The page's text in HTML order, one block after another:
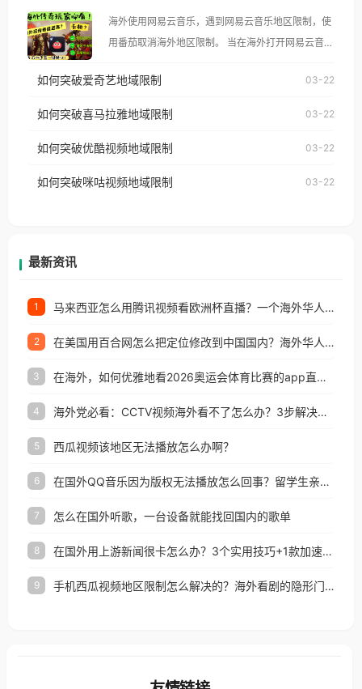
像其他音乐平台一样，出现地区及版权限制问题，且
仅能在中国大陆地区播放。 遇到这个问题的朋友们，
使用番茄回国加速器，即可解决「海外用户收听腾讯
台湾、美国、加拿大、澳大利亚、欧洲等国家和地区
权限制所困扰。
海外使用网易云音乐，遇到网易云音乐地区限制，使
用番茄取消海外地区限制。 当在海外打开网易云音
播放”的提示语。 海外用户如香港、澳门、台湾、美
国、加拿大、澳大利亚、欧洲等国家和地区时，网易
制问题，且仅能在中国大陆地区播放。 遇到这个问题
户收听网易云音乐地区版权限制」的问题，无论人在
如何突破爱奇艺地域限制 03-22
如何突破喜马拉雅地域限制 03-22
如何突破优酷视频地域限制 03-22
如何突破咪咕视频地域限制 03-22
最新资讯
1 马来西亚怎么用腾讯视频看欧洲杯直播？一个海外华人的真实困扰与破解
2 在美国用百合网怎么把定位修改到中国国内？海外华人必备的回国加速指南
3 在海外，如何优雅地看2026奥运会体育比赛的app直播？
4 海外党必看：CCTV视频海外看不了怎么办？3步解决地区限制+追剧自由
5 西瓜视频该地区无法播放怎么办啊？
6 在国外QQ音乐因为版权无法播放怎么回事？留学生亲测有效的解决办法
7 怎么在国外听歌，一台设备就能找回国内的歌单
8 在国外用上游新闻很卡怎么办？3个实用技巧+1款加速器解决海外看国内内容难题
9 手机西瓜视频地区限制怎么解决的？海外看剧的隐形门与钥匙